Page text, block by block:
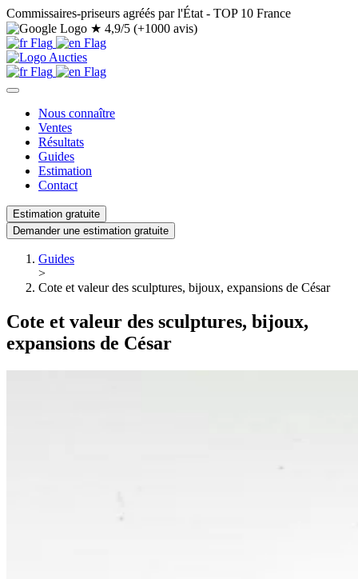
Commissaires-priseurs agréés par l'État - TOP 10 France
★ 4,9/5 (+1000 avis)
Nous connaître
Ventes
Résultats
Guides
Estimation
Contact
Estimation gratuite
Demander une estimation gratuite
Guides
>
Cote et valeur des sculptures, bijoux, expansions de César
Cote et valeur des sculptures, bijoux,
expansions de César